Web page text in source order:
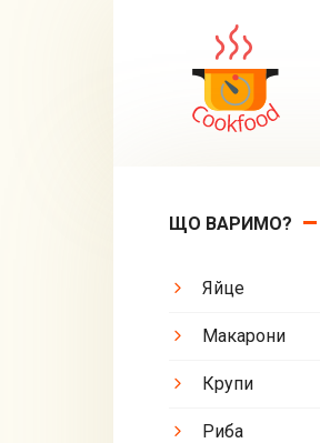
ЩО ВАРИМО?
Яйце
Макарони
Крупи
Риба